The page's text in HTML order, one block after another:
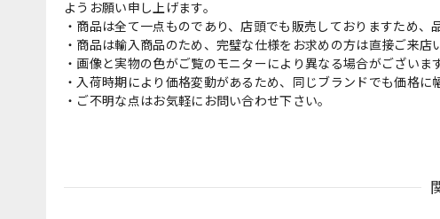
ようお願い申し上げます。
・商品は全て一点ものであり、店頭でも販売しておりますため、
・商品は輸入商品のため、完璧な仕様をお求めの方は直接ご来店
・画像と実物の色がご覧のモニターにより異なる場合がございます
・入荷時期により価格変動があるため、同じブランドでも価格に
・ご不明な点はお気軽にお問い合わせ下さい。